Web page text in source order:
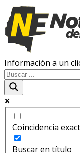
Información a un
Coincidencia
Buscar en título